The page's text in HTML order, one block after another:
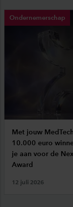
Ondernemerschap
Met jouw
10.000 euro
je aan voor de
Award
12 juli 2026